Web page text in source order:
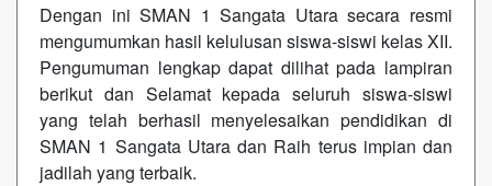
Dengan ini SMAN 1 Sangata Utara secara resmi
mengumumkan hasil kelulusan siswa-siswi kelas XII.
Pengumuman lengkap dapat dilihat pada lampiran
berikut dan Selamat kepada seluruh siswa-siswi
yang telah berhasil menyelesaikan pendidikan di
SMAN 1 Sangata Utara dan Raih terus impian dan
jadilah yang terbaik.